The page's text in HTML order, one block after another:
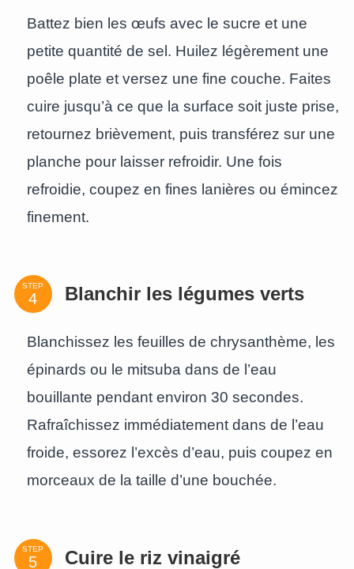
Battez bien les œufs avec le sucre et une
petite quantité de sel. Huilez légèrement une
poêle plate et versez une fine couche. Faites
cuire jusqu’à ce que la surface soit juste prise,
retournez brièvement, puis transférez sur une
planche pour laisser refroidir. Une fois
refroidie, coupez en fines lanières ou émincez
finement.
STEP Blanchir les légumes verts
Blanchissez les feuilles de chrysanthème, les
épinards ou le mitsuba dans de l’eau
bouillante pendant environ 30 secondes.
Rafraîchissez immédiatement dans de l’eau
froide, essorez l’excès d’eau, puis coupez en
morceaux de la taille d’une bouchée.
STEP Cuire le riz vinaigré